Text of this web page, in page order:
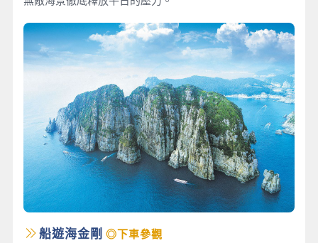
船遊海金剛 ◎下車參觀